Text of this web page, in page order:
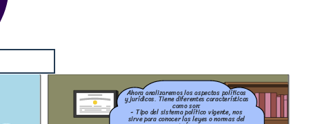
Ahora analizaremos los aspectos políticos
y jurídicos. Tiene diferentes características
como son:
- Tipo del sistema político vigente, nos
sirve para conocer las leyes o normas del